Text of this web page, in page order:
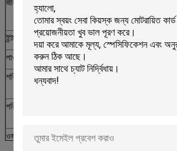
জীবনকাল
আইসি যোগাযোগ: 300,000 বার Min
ইন্টারফেস
আরএস -232 ও USB
পাওয়ার ভোল্টেজ
ডিসি 5V ± 10%
শক্তি খরচ
স্ট্যাটিক: 50 মি
পরিবেশ
ওজন
প্রায় 200g